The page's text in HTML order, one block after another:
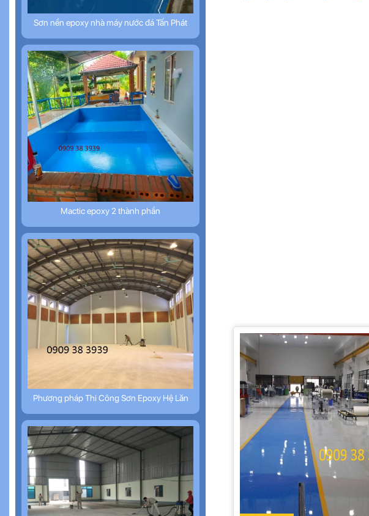
Sơn nền epoxy nhà máy nước đá Tấn Phát
Mactic epoxy 2 thành phần
Phương pháp Thi Công Sơn Epoxy Hệ Lăn